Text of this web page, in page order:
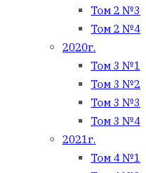
Том 2 №3
Том 2 №4
2020г.
Том 3 №1
Том 3 №2
Том 3 №3
Том 3 №4
2021г.
Том 4 №1